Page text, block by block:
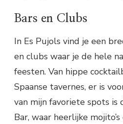
Bars en Clubs
In Es Pujols vind je een
en clubs waar je de hele
feesten. Van hippe
Spaanse tavernes, er is
van mijn favoriete spots is
Bar, waar heerlijke mojito’s